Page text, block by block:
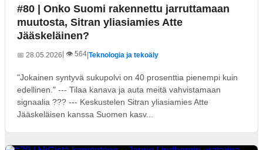
#80 | Onko Suomi rakennettu jarruttamaan
muutosta, Sitran yliasiamies Atte
Jääskeläinen?
📅 28.05.2026 | 👁️ 564|Teknologia ja tekoäly
"Jokainen syntyvä sukupolvi on 40 prosenttia pienempi kuin
edellinen." --- Tilaa kanava ja auta meitä vahvistamaan
signaalia ??? --- Keskustelen Sitran yliasiamies Atte
Jääskeläisen kanssa Suomen kasv...